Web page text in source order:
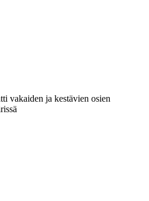
vakaiden ja kestävien osien